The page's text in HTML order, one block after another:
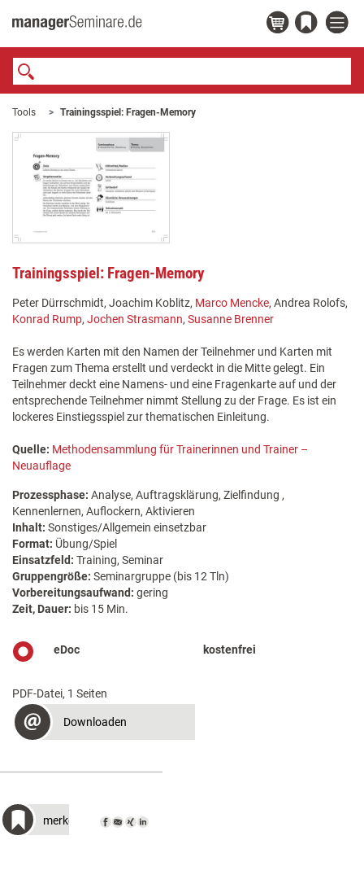
Tools Trainingsspiel: Fragen-Memory
Trainingsspiel: Fragen-Memory
Peter Dürrschmidt, Joachim Koblitz, Marco Mencke, Andrea Rolofs,
Konrad Rump, Jochen Strasmann, Susanne Brenner
Es werden Karten mit den Namen der Teilnehmer und Karten mit
Fragen zum Thema erstellt und verdeckt in die Mitte gelegt. Ein
Teilnehmer deckt eine Namens- und eine Fragenkarte auf und der
entsprechende Teilnehmer nimmt Stellung zu der Frage. Es ist ein
lockeres Einstiegsspiel zur thematischen Einleitung.
Quelle: Methodensammlung für Trainerinnen und Trainer –
Neuauflage
Prozessphase: Analyse, Auftragsklärung, Zielfindung ,
Kennenlernen, Auflockern, Aktivieren
Inhalt: Sonstiges/Allgemein einsetzbar
Format: Übung/Spiel
Einsatzfeld: Training, Seminar
Gruppengröße: Seminargruppe (bis 12 Tln)
Vorbereitungsaufwand: gering
Zeit, Dauer: bis 15 Min.
eDoc kostenfrei
PDF-Datei, 1 Seiten
Downloaden
merken